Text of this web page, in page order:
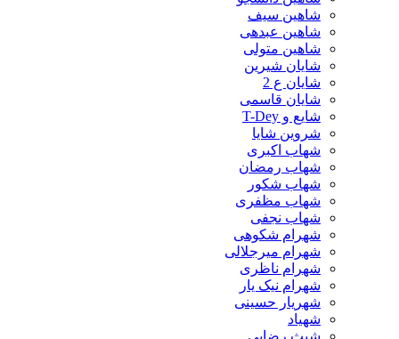
شاهین سیف
شاهین عبدهی
شاهین متولی
شایان شیرین
شایان ع 2
شایان قاسمی
شایع و T-Dey
شروین شایا
شهاب اکبری
شهاب رمضان
شهاب شکور
شهاب مظفری
شهاب نجفی
شهرام شکوهی
شهرام میرجلالی
شهرام ناظری
شهرام نیک یار
شهریار حسینی
شهیاد